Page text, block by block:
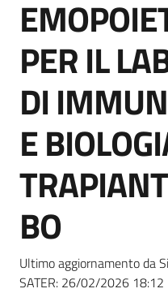
PER IL
DI
E
BO
Ultimo aggiornamento da
SATER: 26/02/2026 18:12